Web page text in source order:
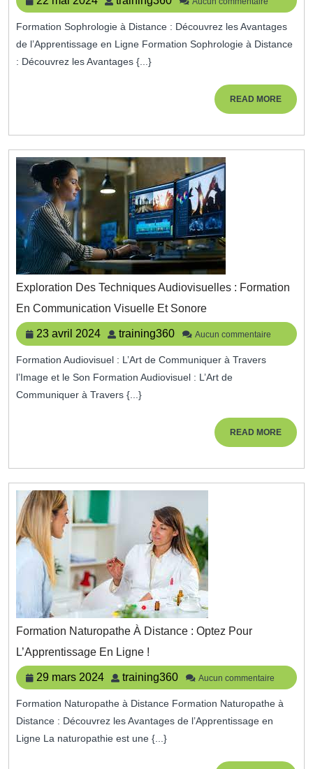
Distance
:
Relaxation
mai
2024
Formation Sophrologie à Distance : Découvrez les Avantages
de l’Apprentissage en Ligne Formation Sophrologie à Distance
: Découvrez les Avantages {...}
READ MOREREAD
MORE
Exploration Des Techniques Audiovisuelles : Formation
En Communication Visuelle Et Sonore
Audiovisuelles
En
Sonore
23 avril 2024
23
avril
2024
training360 training360
Aucun commentaire
Formation Audiovisuel : L’Art de Communiquer à Travers
l’Image et le Son Formation Audiovisuel : L’Art de
Communiquer à Travers {...}
READ MOREREAD
MORE
Formation Naturopathe À Distance : Optez Pour
L’Apprentissage En Ligne !
Distance
Pour
L’Apprentissage
29 mars 2024
29
mars
2024
training360 training360
Aucun commentaire
Formation Naturopathe à Distance Formation Naturopathe à
Distance : Découvrez les Avantages de l’Apprentissage en
Ligne La naturopathie est une {...}